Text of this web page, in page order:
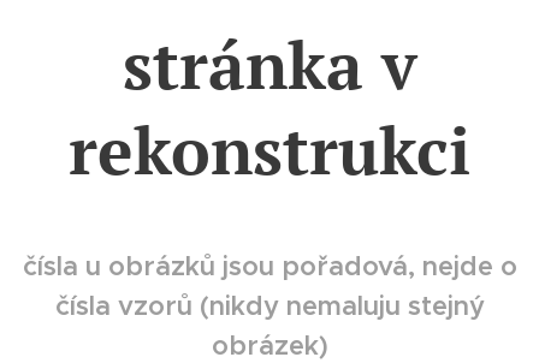
stránka v
rekonstrukci
čísla u obrázků jsou pořadová, nejde o
čísla vzorů (nikdy nemaluju stejný
obrázek)